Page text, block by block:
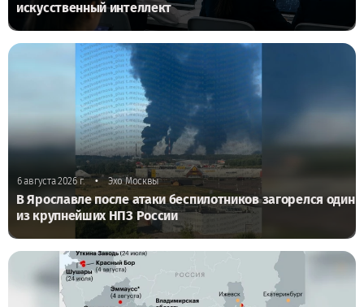
искусственный интеллект
6 августа 2026 г. • Эхо Москвы
В Ярославле после атаки беспилотников загорелся один
из крупнейших НПЗ России